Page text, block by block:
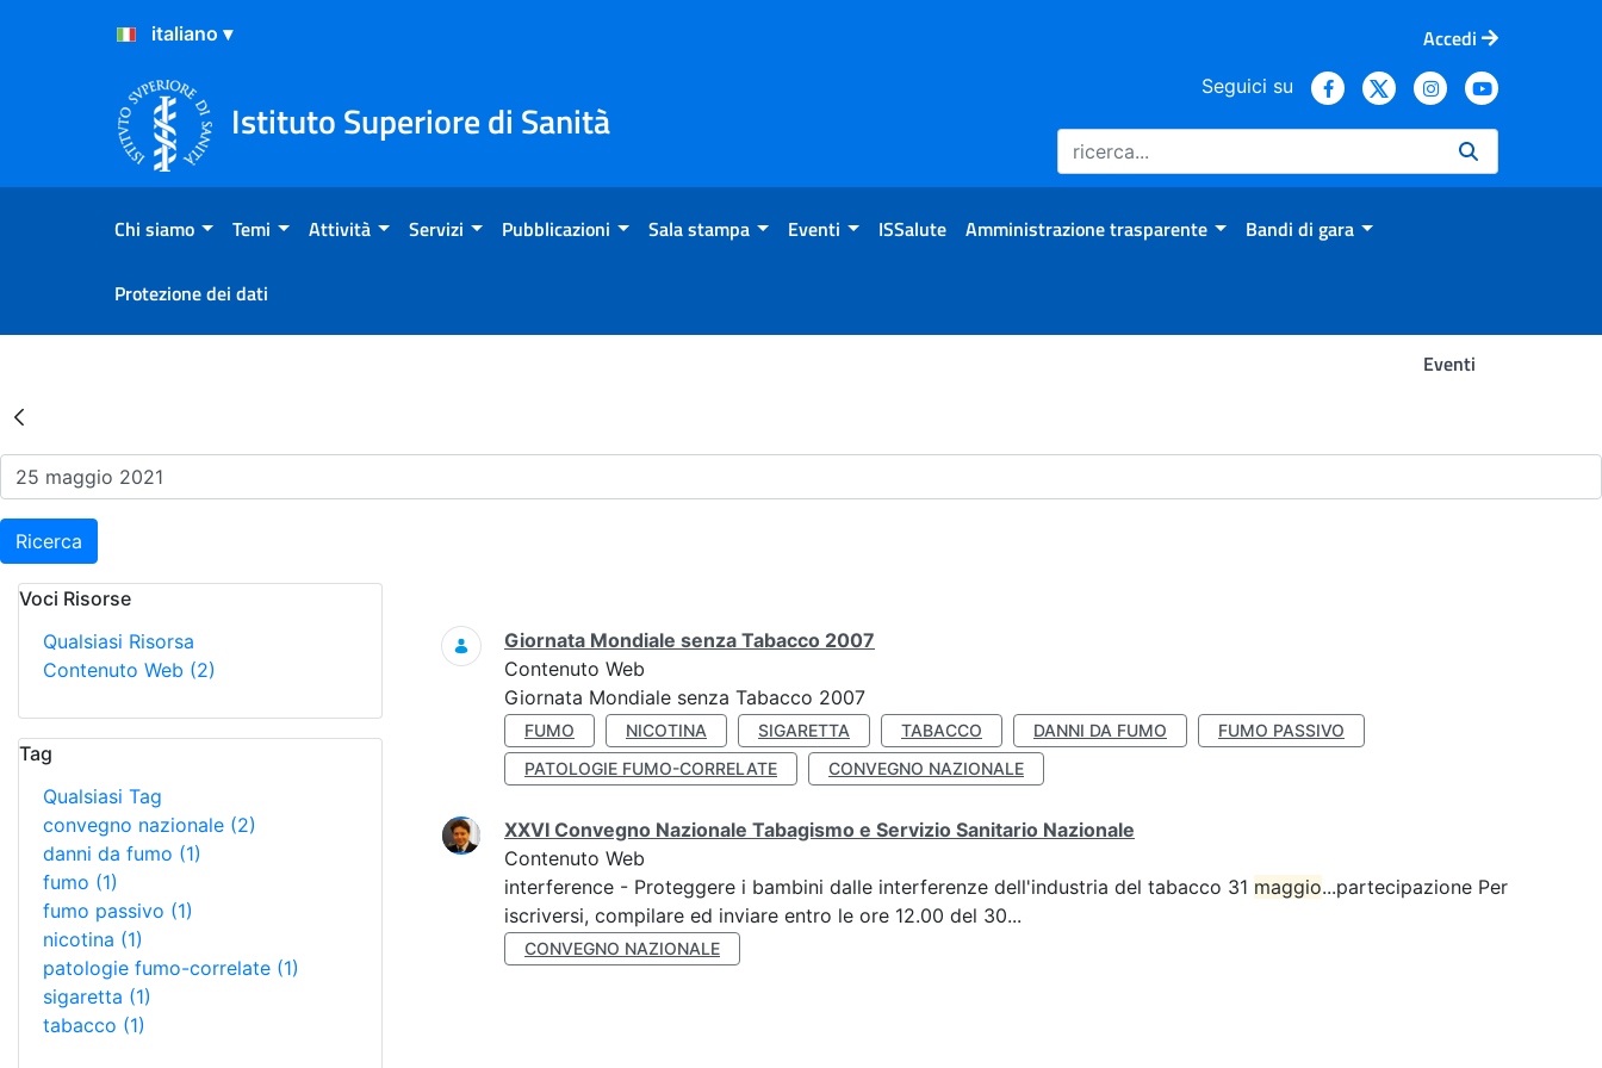
Salta al Contenuto
Salta al Footer
Accedi
Istituto Superiore di Sanità
Seguici su
Chi siamo Temi Attività Servizi Pubblicazioni Sala stampa Eventi ISSalute Amministrazione trasparente Bandi di gara
Protezione dei dati
Eventi
Risultati della Ricerca - Eventi
Ricerca
Voci Risorse
Qualsiasi Risorsa
Contenuto Web (2)
Tag
Qualsiasi Tag
convegno nazionale (2)
danni da fumo (1)
fumo (1)
fumo passivo (1)
nicotina (1)
patologie fumo-correlate (1)
sigaretta (1)
tabacco (1)
Ricerca
Giornata Mondiale senza Tabacco 2007
Contenuto Web
Giornata Mondiale senza Tabacco 2007
FUMO NICOTINA SIGARETTA TABACCO DANNI DA FUMO
FUMO PASSIVO
PATOLOGIE FUMO-CORRELATE
CONVEGNO NAZIONALE
XXVI Convegno Nazionale Tabagismo e Servizio Sanitario Nazionale
Contenuto Web
interference - Proteggere i bambini dalle interferenze dell'industria del tabacco 31 maggio...partecipazione Per
iscriversi, compilare ed inviare entro le ore 12.00 del 30...
CONVEGNO NAZIONALE